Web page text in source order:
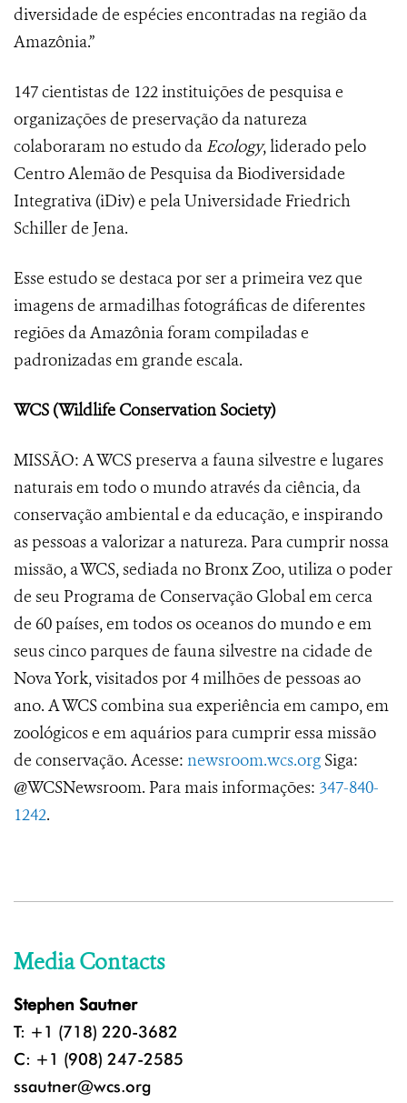
diversidade de espécies encontradas na região da
Amazônia.”
147 cientistas de 122 instituições de pesquisa e
organizações de preservação da natureza
colaboraram no estudo da Ecology, liderado pelo
Centro Alemão de Pesquisa da Biodiversidade
Integrativa (iDiv) e pela Universidade Friedrich
Schiller de Jena.
Esse estudo se destaca por ser a primeira vez que
imagens de armadilhas fotográficas de diferentes
regiões da Amazônia foram compiladas e
padronizadas em grande escala.
WCS (Wildlife Conservation Society)
MISSÃO: A WCS preserva a fauna silvestre e lugares
naturais em todo o mundo através da ciência, da
conservação ambiental e da educação, e inspirando
as pessoas a valorizar a natureza. Para cumprir nossa
missão, a WCS, sediada no Bronx Zoo, utiliza o poder
de seu Programa de Conservação Global em cerca
de 60 países, em todos os oceanos do mundo e em
seus cinco parques de fauna silvestre na cidade de
Nova York, visitados por 4 milhões de pessoas ao
ano. A WCS combina sua experiência em campo, em
zoológicos e em aquários para cumprir essa missão
de conservação. Acesse: newsroom.wcs.org Siga:
@WCSNewsroom. Para mais informações: 347-840-
1242.
Media Contacts
Stephen Sautner
T: +1 (718) 220-3682
C: +1 (908) 247-2585
ssautner@wcs.org